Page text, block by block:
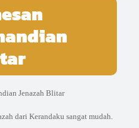
dari Kerandaku sangat mudah.